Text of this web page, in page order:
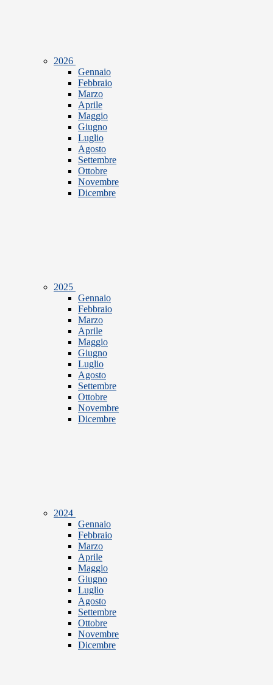
2026
Gennaio
Febbraio
Marzo
Aprile
Maggio
Giugno
Luglio
Agosto
Settembre
Ottobre
Novembre
Dicembre
2025
Gennaio
Febbraio
Marzo
Aprile
Maggio
Giugno
Luglio
Agosto
Settembre
Ottobre
Novembre
Dicembre
2024
Gennaio
Febbraio
Marzo
Aprile
Maggio
Giugno
Luglio
Agosto
Settembre
Ottobre
Novembre
Dicembre